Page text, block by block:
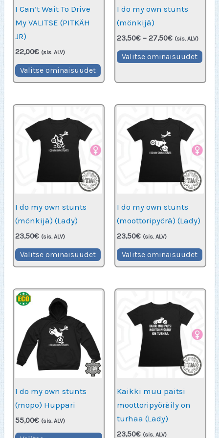
I Can’t Wait To Drive
My VALITSE (PITKÄH
JR)
22,00€ (sis. ALV)
Valitse ominaisuudet Tällä
tuotteella
useampi
muunnelma.
tehdä
I do my own stunts
(mönkijä)
23,50€ – 27,50€Hintaluokka:
-
27,50€
(sis. ALV)
Valitse ominaisuudet
on
Voit
I do my own stunts
(mönkijä) (Lady)
23,50€ (sis. ALV)
Valitse ominaisuudet Tällä
tuotteella
useampi
muunnelma.
tuotteen
sivulla.
I do my own stunts
(moottoripyörä) (Lady)
23,50€ (sis. ALV)
Valitse ominaisuudet
Voit
I do my own stunts
(mopo) Huppari
55,00€ (sis. ALV)
Tällä
Kaikki muu paitsi
moottoripyöräily on
turhaa (Lady)
23,50€ (sis. ALV)